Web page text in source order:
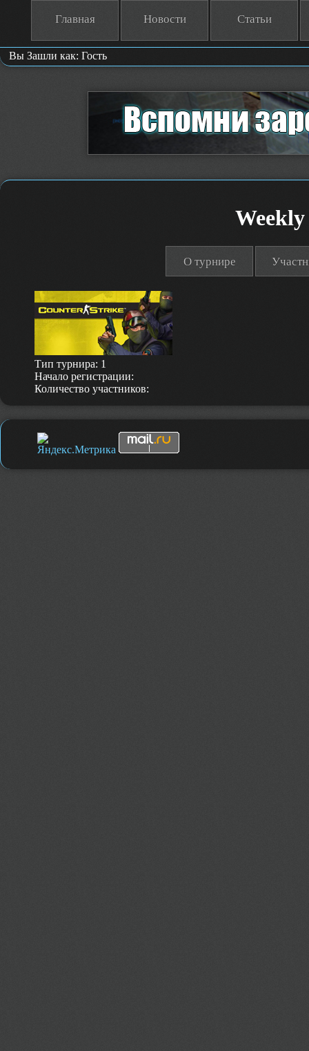
Главная Новости Статьи
Вы Зашли как: Гость
О турнире
Тип турнира: 1
Начало регистрации:
Количество участников: